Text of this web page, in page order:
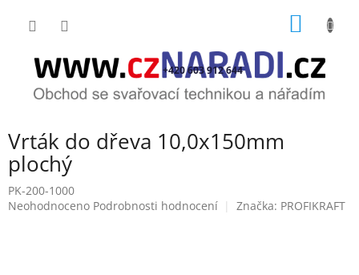
+420 603 912 644
Vrták do dřeva 10,0x150mm
plochý
PK-200-1000
Průměrné
Neohodnoceno Podrobnosti hodnocení Značka: PROFIKRAFT